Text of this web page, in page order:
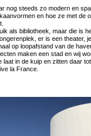
nog steeds zo modern en
en hoe ze met de
als bibliotheek, maar die is
er is een theater,
op loopafstand van de
maken een stad en wij
laat in de kuip en zitten daar
la France.